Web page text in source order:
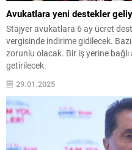
Avukatlara yeni destekler
Stajyer avukatlara 6 ay ücret
vergisinde indirime gidilecek.
zorunlu olacak. Bir iş yerine bağlı
getirilecek.
29.01.2025